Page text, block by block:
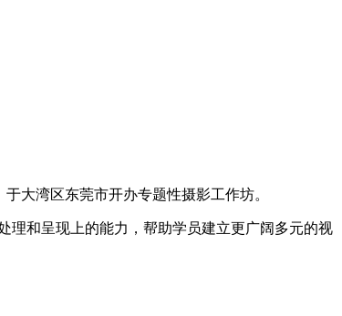
大湾区东莞市开办专题性摄影工作坊。
理和呈现上的能力，帮助学员建立更广阔多元的视